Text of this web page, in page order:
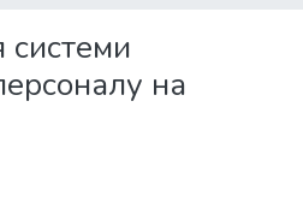
на